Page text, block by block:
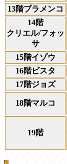
13階ブラメンコ
14階
クリエル/フォッ
サ
15階イゾウ
16階ビスタ
17階ジョズ
18階マルコ
19階